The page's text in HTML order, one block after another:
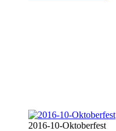
2016-10-Oktoberfest